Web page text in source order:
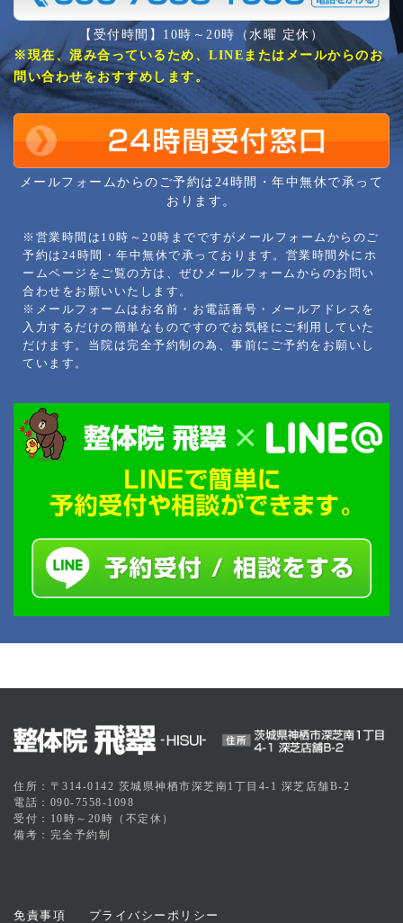
【受付時間】10時～20時（水曜 定休）
※現在、混み合っているため、LINEまたはメールからのお
問い合わせをおすすめします。
メールフォームからのご予約は24時間・年中無休で承って
おります。
※営業時間は10時～20時までですがメールフォームからのご
予約は24時間・年中無休で承っております。営業時間外にホ
ームページをご覧の方は、ぜひメールフォームからのお問い
合わせをお願いいたします。
※メールフォームはお名前・お電話番号・メールアドレスを
入力するだけの簡単なものですのでお気軽にご利用していた
だけます。当院は完全予約制の為、事前にご予約をお願いし
ています。
住所：〒314-0142 茨城県神栖市深芝南1丁目4-1 深芝店舗B-2
電話：090-7558-1098
受付：10時～20時（不定休）
備考：完全予約制
免責事項 プライバシーポリシー